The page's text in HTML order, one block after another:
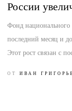
России
13,4 трлн
Фонд национального
последний месяц и
Этот рост связан с
ОТ ИВАН